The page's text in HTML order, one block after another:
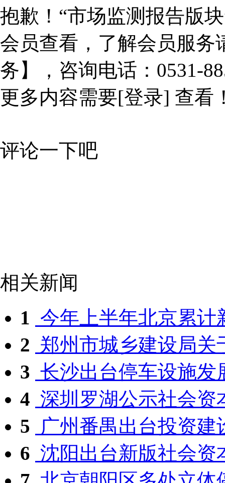
抱歉！“市场监测报告版
会员查看，了解会员服务
务】，咨询电话：0531-
更多内容需要[登录] 查看
评论一下吧
相关新闻
1 今年上半年北京累计
2 郑州市城乡建设局关
3 长沙出台停车设施发
4 深圳罗湖公示社会资
5
广州番禺出台投资建
6 沈阳出台新版社会资